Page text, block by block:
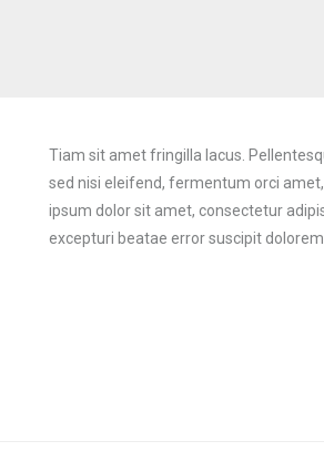
Tiam sit amet fringilla lacus.
sed nisi eleifend, fermentum orci
ipsum dolor sit amet, consectetur
excepturi beatae error suscipit